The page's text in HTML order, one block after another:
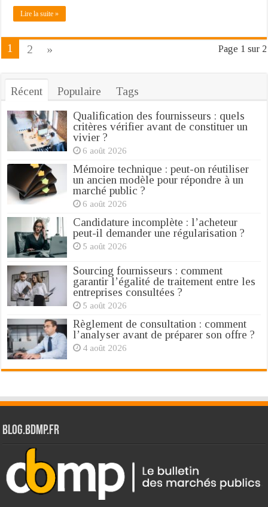
Lire la suite »
Page 1 sur 2
1 2 »
Récent Populaire
Tags
Qualification des fournisseurs : quels
critères vérifier avant de constituer un
vivier ?
6 août 2026
Mémoire technique : peut-on réutiliser
un ancien modèle pour répondre à un
marché public ?
6 août 2026
Candidature incomplète : l’acheteur
peut-il demander une régularisation ?
5 août 2026
Sourcing fournisseurs : comment
garantir l’égalité de traitement entre les
entreprises consultées ?
5 août 2026
Règlement de consultation : comment
l’analyser avant de préparer son offre ?
4 août 2026
Blog.bdmp.fr